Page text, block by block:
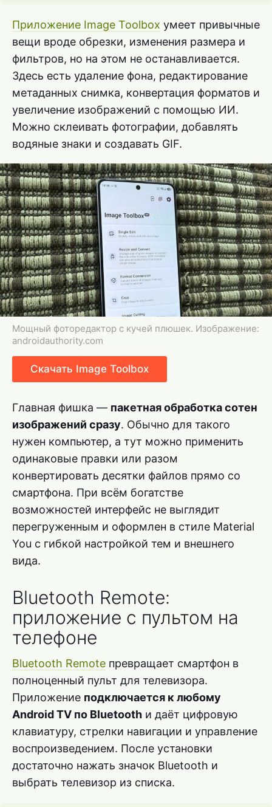
Приложение Image Toolbox умеет привычные
вещи вроде обрезки, изменения размера и
фильтров, но на этом не останавливается.
Здесь есть удаление фона, редактирование
метаданных снимка, конвертация форматов и
увеличение изображений с помощью ИИ.
Можно склеивать фотографии, добавлять
водяные знаки и создавать GIF.
Мощный фоторедактор с кучей плюшек. Изображение:
androidauthority.com
Скачать Image Toolbox
Главная фишка — пакетная обработка сотен
изображений сразу. Обычно для такого
нужен компьютер, а тут можно применить
одинаковые правки или разом
конвертировать десятки файлов прямо со
смартфона. При всём богатстве
возможностей интерфейс не выглядит
перегруженным и оформлен в стиле Material
You с гибкой настройкой тем и внешнего
вида.
Bluetooth Remote:
приложение с пультом на
телефоне
Bluetooth Remote превращает смартфон в
полноценный пульт для телевизора.
Приложение подключается к любому
Android TV по Bluetooth и даёт цифровую
клавиатуру, стрелки навигации и управление
воспроизведением. После установки
достаточно нажать значок Bluetooth и
выбрать телевизор из списка.